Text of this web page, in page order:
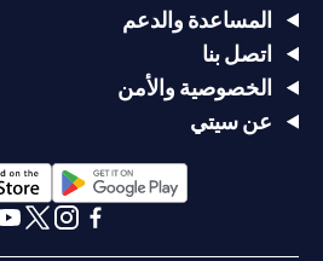
المساعدة والدعم
اتصل بنا
الخصوصية والأمن
عن سيتي
opens in a new tab
a new tab